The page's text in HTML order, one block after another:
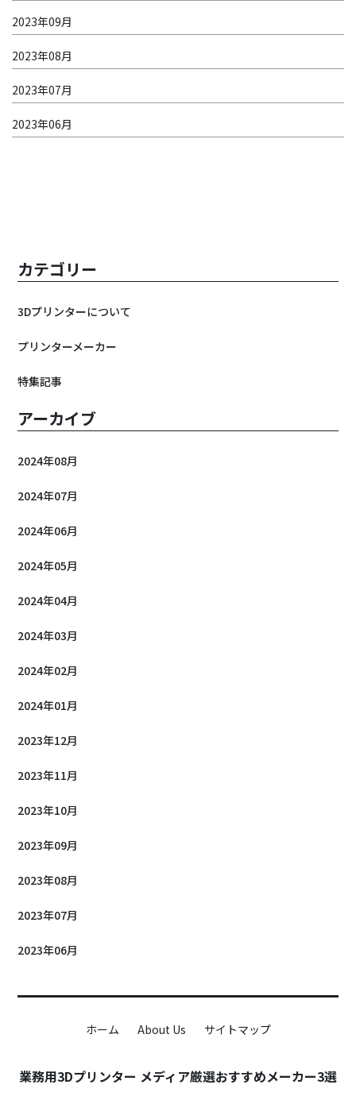
2023年09月
2023年08月
2023年07月
2023年06月
カテゴリー
3Dプリンターについて
プリンターメーカー
特集記事
アーカイブ
2024年08月
2024年07月
2024年06月
2024年05月
2024年04月
2024年03月
2024年02月
2024年01月
2023年12月
2023年11月
2023年10月
2023年09月
2023年08月
2023年07月
2023年06月
ホーム About Us サイトマップ
業務用3Dプリンター メディア厳選おすすめメーカー3選